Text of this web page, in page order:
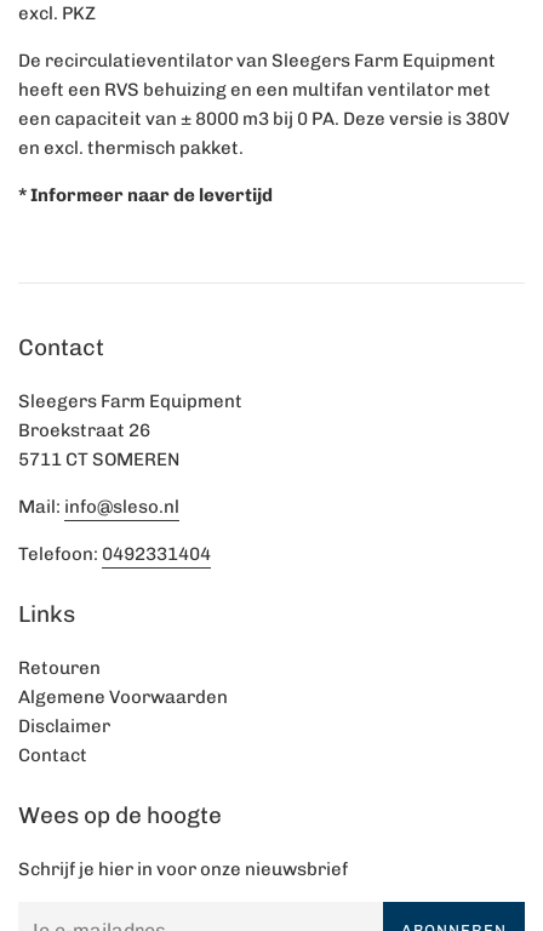
excl. PKZ
De recirculatieventilator van Sleegers Farm Equipment
heeft een RVS behuizing en een multifan ventilator met
een capaciteit van ± 8000 m3 bij 0 PA. Deze versie is 380V
en excl. thermisch pakket.
* Informeer naar de levertijd
Contact
Sleegers Farm Equipment
Broekstraat 26
5711 CT SOMEREN
Mail: info@sleso.nl
Telefoon: 0492331404
Links
Retouren
Algemene Voorwaarden
Disclaimer
Contact
Wees op de hoogte
Schrijf je hier in voor onze nieuwsbrief